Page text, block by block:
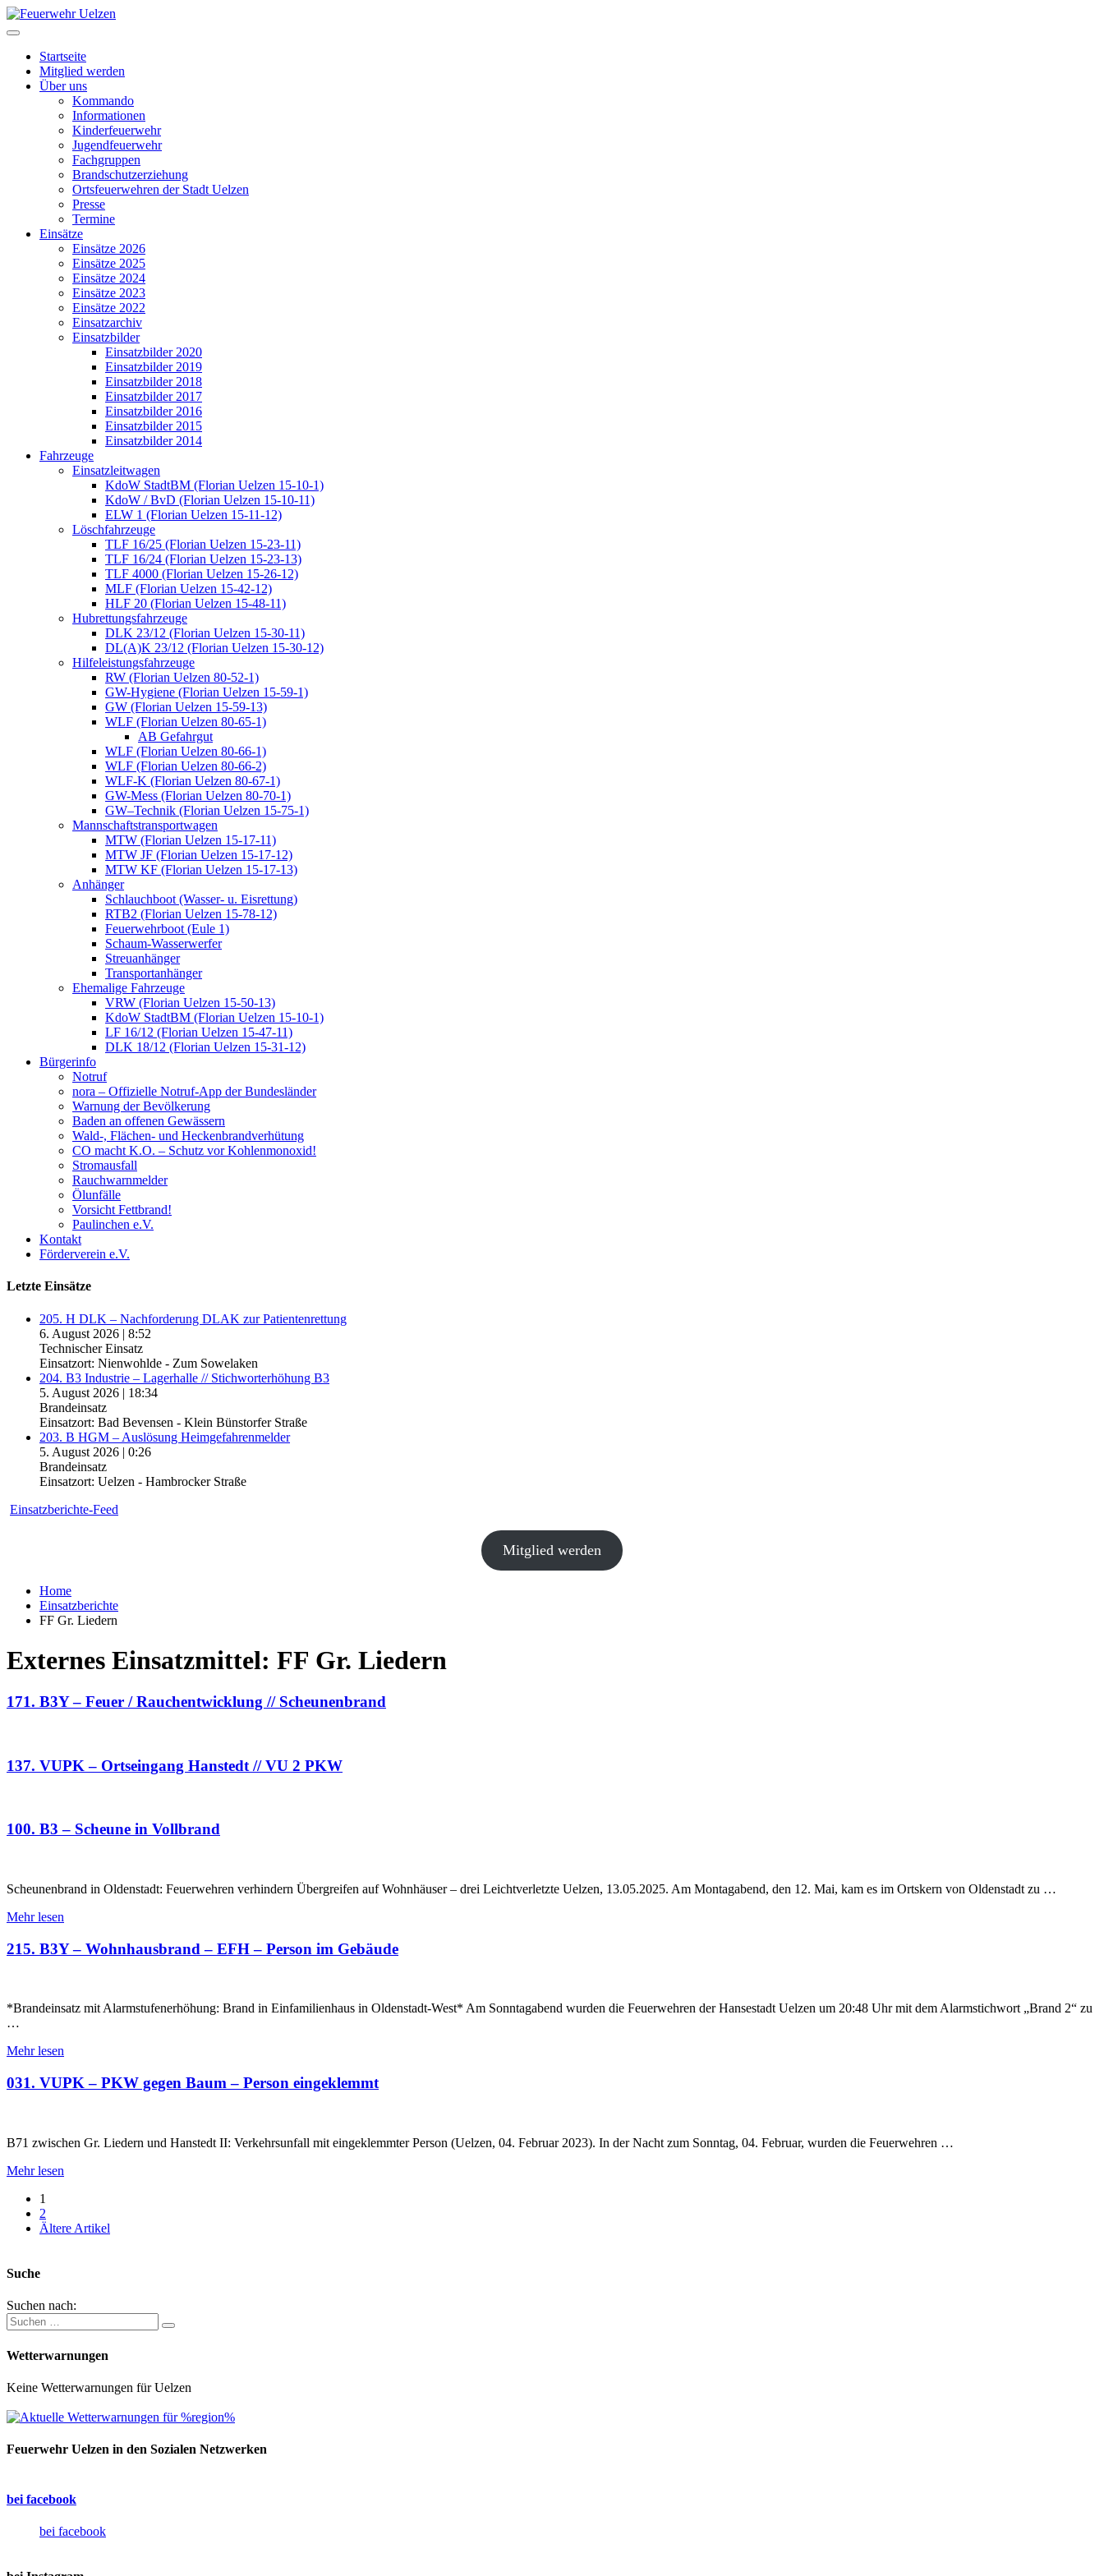
Startseite
Mitglied werden
Über uns
Kommando
Informationen
Kinderfeuerwehr
Jugendfeuerwehr
Fachgruppen
Brandschutzerziehung
Ortsfeuerwehren der Stadt Uelzen
Presse
Termine
Einsätze
Einsätze 2026
Einsätze 2025
Einsätze 2024
Einsätze 2023
Einsätze 2022
Einsatzarchiv
Einsatzbilder
Einsatzbilder 2020
Einsatzbilder 2019
Einsatzbilder 2018
Einsatzbilder 2017
Einsatzbilder 2016
Einsatzbilder 2015
Einsatzbilder 2014
Fahrzeuge
Einsatzleitwagen
KdoW StadtBM (Florian Uelzen 15-10-1)
KdoW / BvD (Florian Uelzen 15-10-11)
ELW 1 (Florian Uelzen 15-11-12)
Löschfahrzeuge
TLF 16/25 (Florian Uelzen 15-23-11)
TLF 16/24 (Florian Uelzen 15-23-13)
TLF 4000 (Florian Uelzen 15-26-12)
MLF (Florian Uelzen 15-42-12)
HLF 20 (Florian Uelzen 15-48-11)
Hubrettungsfahrzeuge
DLK 23/12 (Florian Uelzen 15-30-11)
DL(A)K 23/12 (Florian Uelzen 15-30-12)
Hilfeleistungsfahrzeuge
RW (Florian Uelzen 80-52-1)
GW-Hygiene (Florian Uelzen 15-59-1)
GW (Florian Uelzen 15-59-13)
WLF (Florian Uelzen 80-65-1)
AB Gefahrgut
WLF (Florian Uelzen 80-66-1)
WLF (Florian Uelzen 80-66-2)
WLF-K (Florian Uelzen 80-67-1)
GW-Mess (Florian Uelzen 80-70-1)
GW–Technik (Florian Uelzen 15-75-1)
Mannschaftstransportwagen
MTW (Florian Uelzen 15-17-11)
MTW JF (Florian Uelzen 15-17-12)
MTW KF (Florian Uelzen 15-17-13)
Anhänger
Schlauchboot (Wasser- u. Eisrettung)
RTB2 (Florian Uelzen 15-78-12)
Feuerwehrboot (Eule 1)
Schaum-Wasserwerfer
Streuanhänger
Transportanhänger
Ehemalige Fahrzeuge
VRW (Florian Uelzen 15-50-13)
KdoW StadtBM (Florian Uelzen 15-10-1)
LF 16/12 (Florian Uelzen 15-47-11)
DLK 18/12 (Florian Uelzen 15-31-12)
Bürgerinfo
Notruf
nora – Offizielle Notruf-App der Bundesländer
Warnung der Bevölkerung
Baden an offenen Gewässern
Wald-, Flächen- und Heckenbrandverhütung
CO macht K.O. – Schutz vor Kohlenmonoxid!
Stromausfall
Rauchwarnmelder
Ölunfälle
Vorsicht Fettbrand!
Paulinchen e.V.
Kontakt
Förderverein e.V.
Letzte Einsätze
205. H DLK – Nachforderung DLAK zur Patientenrettung
6. August 2026 | 8:52
Technischer Einsatz
Einsatzort: Nienwohlde - Zum Sowelaken
204. B3 Industrie – Lagerhalle // Stichworterhöhung B3
5. August 2026 | 18:34
Brandeinsatz
Einsatzort: Bad Bevensen - Klein Bünstorfer Straße
203. B HGM – Auslösung Heimgefahrenmelder
5. August 2026 | 0:26
Brandeinsatz
Einsatzort: Uelzen - Hambrocker Straße
Einsatzberichte-Feed
Mitglied werden
Home
Einsatzberichte
FF Gr. Liedern
Externes Einsatzmittel: FF Gr. Liedern
171. B3Y – Feuer / Rauchentwicklung // Scheunenbrand
137. VUPK – Ortseingang Hanstedt // VU 2 PKW
100. B3 – Scheune in Vollbrand
Scheunenbrand in Oldenstadt: Feuerwehren verhindern Übergreifen auf Wohnhäuser – drei Leichtverletzte Uelzen, 13.05.2025. Am Montagabend, den 12. Mai, kam es im Ortskern von Oldenstadt zu …
Mehr lesen
215. B3Y – Wohnhausbrand – EFH – Person im Gebäude
*Brandeinsatz mit Alarmstufenerhöhung: Brand in Einfamilienhaus in Oldenstadt-West* Am Sonntagabend wurden die Feuerwehren der Hansestadt Uelzen um 20:48 Uhr mit dem Alarmstichwort „Brand 2“ zu
…
Mehr lesen
031. VUPK – PKW gegen Baum – Person eingeklemmt
B71 zwischen Gr. Liedern und Hanstedt II: Verkehrsunfall mit eingeklemmter Person (Uelzen, 04. Februar 2023). In der Nacht zum Sonntag, 04. Februar, wurden die Feuerwehren …
Mehr lesen
1
2
Ältere Artikel
Suche
Suchen nach:
Wetterwarnungen
Keine Wetterwarnungen für Uelzen
Feuerwehr Uelzen in den Sozialen Netzwerken
bei facebook
bei facebook